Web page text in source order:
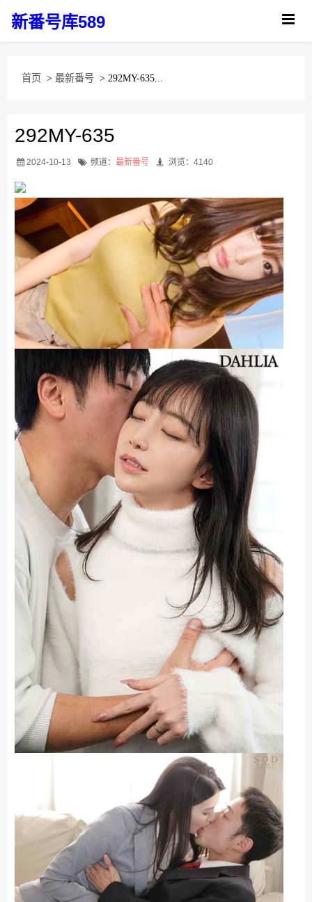
新番号库589
首页 >最新番号 > 292MY-635...
292MY-635
2024-10-13 频道： 最新番号 浏览：4140